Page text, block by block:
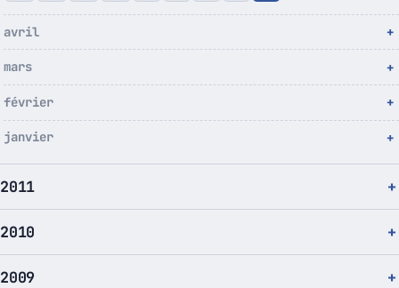
avril
mars
février
janvier
2011
2010
2009